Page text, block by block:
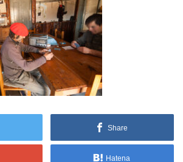
Share
Hatena